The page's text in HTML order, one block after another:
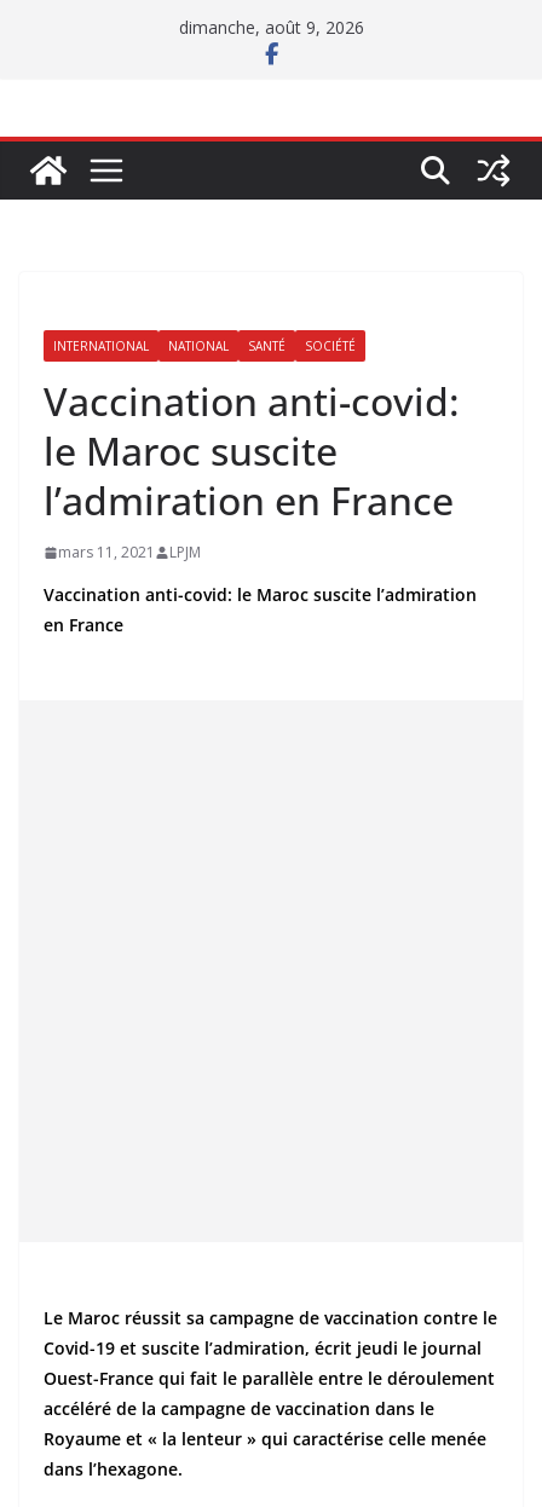
dimanche, août 9, 2026
INTERNATIONAL NATIONAL SANTÉ SOCIÉTÉ
Vaccination anti-covid:
le Maroc suscite
l’admiration en France
mars 11, 2021 LPJM
Vaccination anti-covid: le Maroc suscite l’admiration
en France
Le Maroc réussit sa campagne de vaccination contre le
Covid-19 et suscite l’admiration, écrit jeudi le journal
Ouest-France qui fait le parallèle entre le déroulement
accéléré de la campagne de vaccination dans le
Royaume et « la lenteur » qui caractérise celle menée
dans l’hexagone.